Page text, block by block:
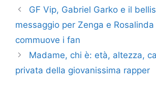
GF Vip, Gabriel Garko e il
messaggio per Zenga e Rosalinda
commuove i fan
Madame, chi è: età, altezza,
privata della giovanissima rapper